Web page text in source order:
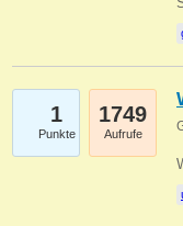
1
Punkte
1749
Aufrufe